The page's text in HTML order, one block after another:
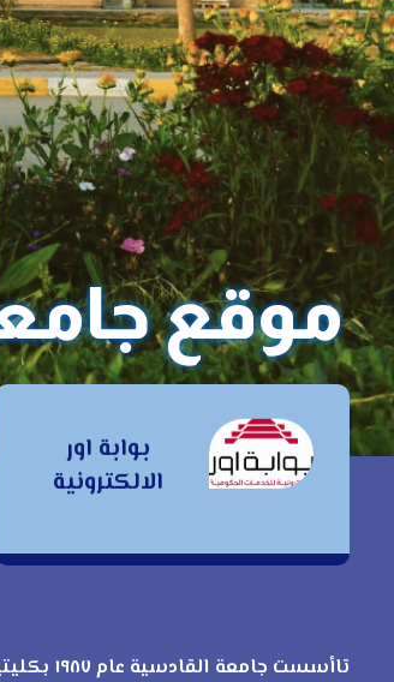
موقع
بوابة اور
الالكترونيةبوابة اور